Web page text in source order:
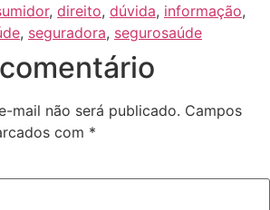
, direito, dúvida, informação,
, seguradora, segurosaúde
mail não será publicado. Campos
com *